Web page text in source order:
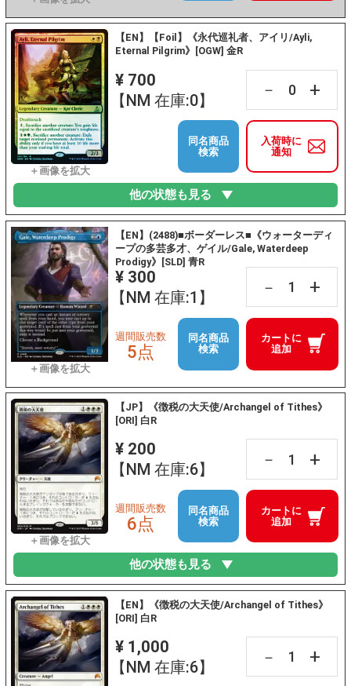
【EN】【Foil】《永代巡礼者、アイリ/Ayli,
Eternal Pilgrim》[OGW] 金R
¥ 700
【NM 在庫:0】
－ +
入荷時に
通知
同名商品
検索
他の状態も見る
【EN】(2488)■ボーダーレス■《ウォーターディ
ープの多芸多才、ゲイル/Gale, Waterdeep
Prodigy》[SLD] 青R
¥ 300
【NM 在庫:1】
－ +
カートに
追加
週間販売数
5点
同名商品
検索
【JP】《徴税の大天使/Archangel of Tithes》
[ORI] 白R
¥ 200
【NM 在庫:6】
－ +
カートに
追加
週間販売数
6点
同名商品
検索
他の状態も見る
【EN】《徴税の大天使/Archangel of Tithes》
[ORI] 白R
¥ 1,000
【NM 在庫:6】
－ +